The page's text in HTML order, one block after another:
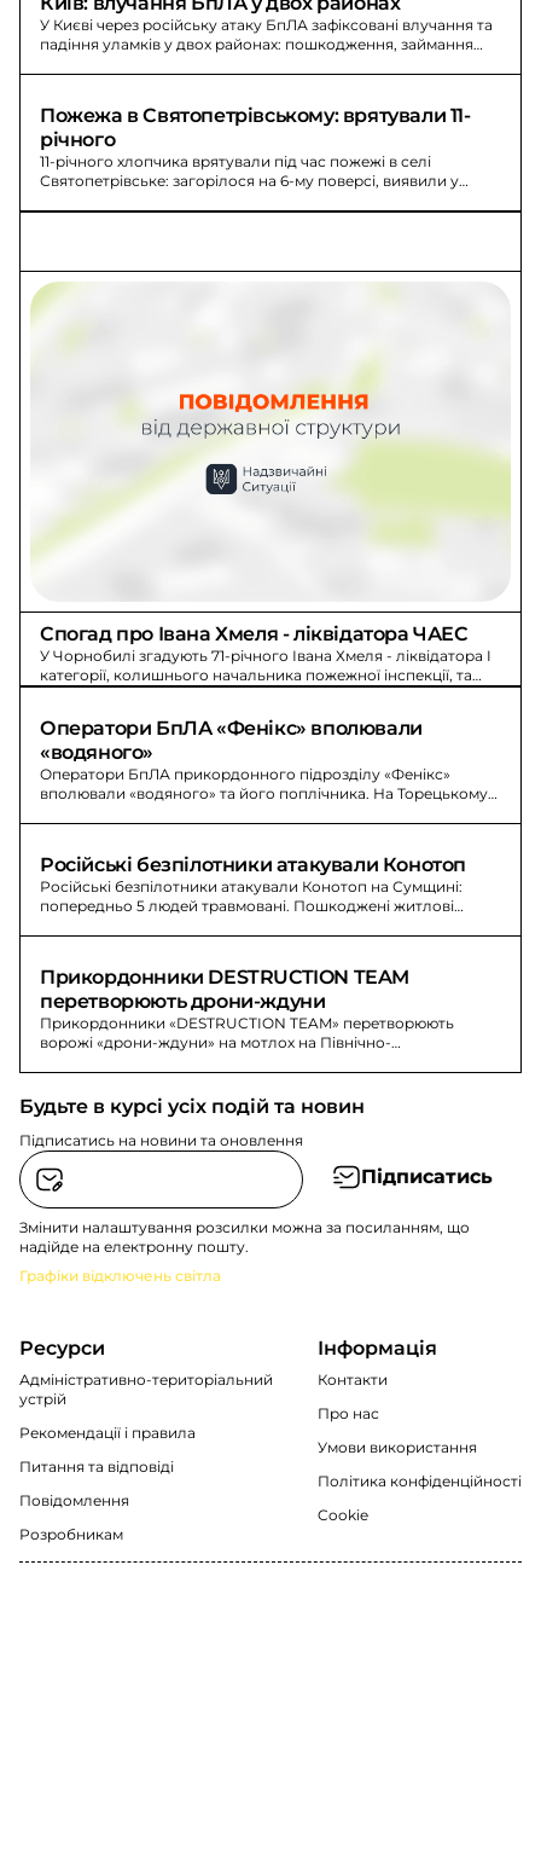
У Києві через російську атаку БпЛА зафіксовані влучання та
падіння уламків у двох районах: пошкодження, займання
Пожежа в Святопетрівському: врятували 11-
річного
11-річного хлопчика врятували під час пожежі в селі
Святопетрівське: загорілося на 6-му поверсі, виявили у
Спогад про Івана Хмеля - ліквідатора ЧАЕС
У Чорнобилі згадують 71-річного Івана Хмеля - ліквідатора I
категорії, колишнього начальника пожежної інспекції, та
Оператори БпЛА «Фенікс» вполювали
«водяного»
Оператори БпЛА прикордонного підрозділу «Фенікс»
вполювали «водяного» та його поплічника. На Торецькому
Російські безпілотники атакували Конотоп
Російські безпілотники атакували Конотоп на Сумщині:
попередньо 5 людей травмовані. Пошкоджені житлові
Прикордонники DESTRUCTION TEAM
перетворюють дрони-ждуни
Прикордонники «DESTRUCTION TEAM» перетворюють
ворожі «дрони-ждуни» на мотлох на Північно-
Будьте в курсі усіх подій та новин
Підписатись на новини та оновлення
Підписатись
Змінити налаштування розсилки можна за посиланням, що
надійде на електронну пошту.
Графіки відключень світла
Ресурси
Адміністративно-територіальний
устрій
Рекомендації i правила
Питання та відповіді
Повідомлення
Розробникам
Інформація
Контакти
Про нас
Умови використання
Політика конфіденційності
Cookie